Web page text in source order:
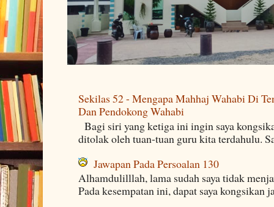
Sekilas 52 - Mengapa Mahhaj Wahabi Di
Dan Pendokong Wahabi
Bagi siri yang ketiga ini ingin saya
ditolak oleh tuan-tuan guru kita terdahulu.
Jawapan Pada Persoalan 130
Alhamdulilllah, lama sudah saya tidak
Pada kesempatan ini, dapat saya kongsikan